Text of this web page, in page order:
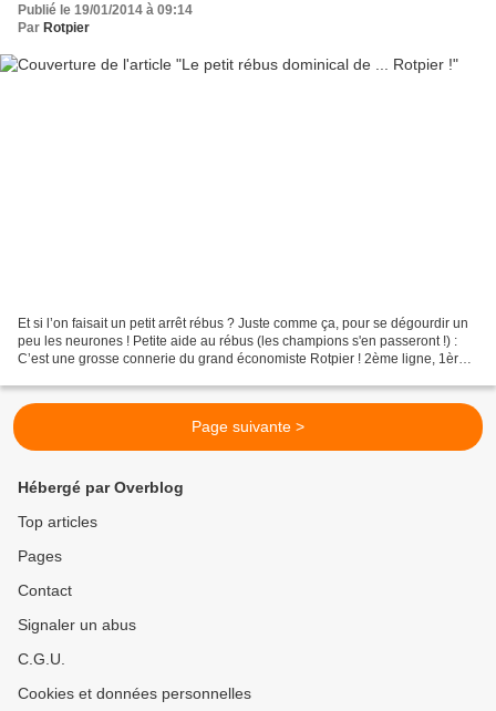
Publié le 19/01/2014 à 09:14
Par Rotpier
Et si l’on faisait un petit arrêt rébus ? Juste comme ça, pour se dégourdir un
peu les neurones ! Petite aide au rébus (les champions s'en passeront !) :
C’est une grosse connerie du grand économiste Rotpier ! 2ème ligne, 1ère
Page suivante >
Hébergé par Overblog
Top articles
Pages
Contact
Signaler un abus
C.G.U.
Cookies et données personnelles